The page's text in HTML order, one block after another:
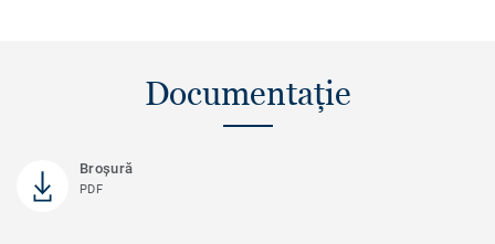
Documentație
Broșură
PDF